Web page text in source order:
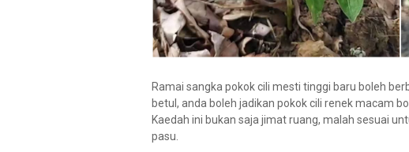
Ramai sangka pokok cili mesti tinggi baru boleh
betul, anda boleh jadikan pokok cili renek macam
Kaedah ini bukan saja jimat ruang, malah sesuai
pasu.